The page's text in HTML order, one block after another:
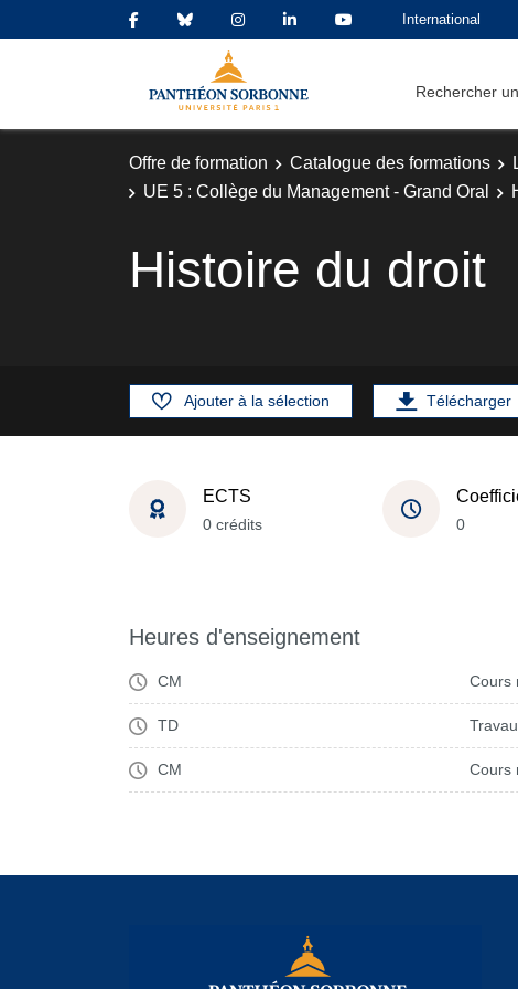
International
Rechercher
Offre de formation Catalogue des formations
UE 5 : Collège du Management - Grand Oral
Histoire du droit
Ajouter à la sélection Télécharger
ECTS
0 crédits 0
Heures d'enseignement
CM Cours
TD
CM Cours